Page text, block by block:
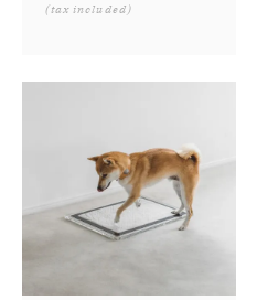
(tax included)